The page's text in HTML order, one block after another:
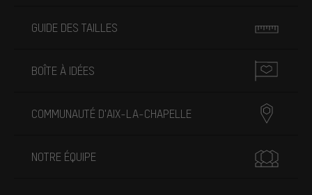
GUIDE DES TAILLES
BOÎTE À IDÉES
COMMUNAUTÉ D'AIX-LA-CHAPELLE
NOTRE ÉQUIPE